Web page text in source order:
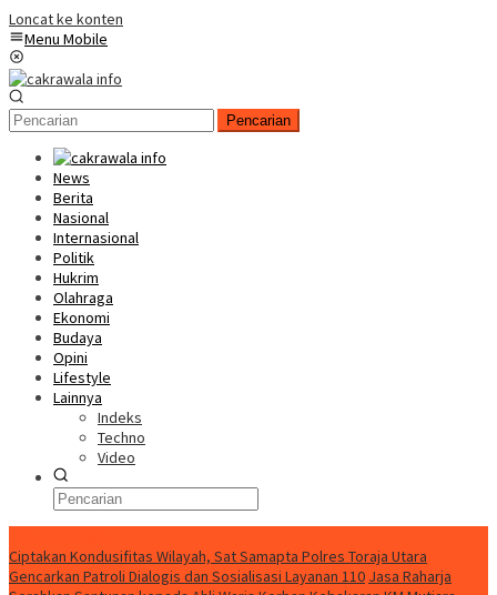
Loncat ke konten
Menu Mobile
Pencarian
News
Berita
Nasional
Internasional
Politik
Hukrim
Olahraga
Ekonomi
Budaya
Opini
Lifestyle
Lainnya
Indeks
Techno
Video
Ciptakan Kondusifitas Wilayah, Sat Samapta Polres Toraja Utara
Gencarkan Patroli Dialogis dan Sosialisasi Layanan 110 Jasa Raharja